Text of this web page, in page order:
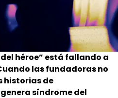
héroe” está fallando a
las fundadoras no
historias de
síndrome del